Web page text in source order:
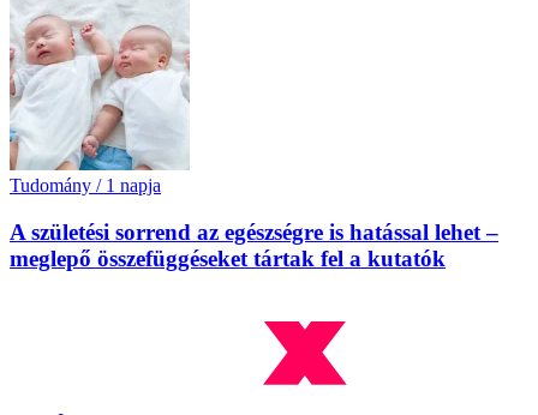
Tudomány / 1 napja
A születési sorrend az egészségre is hatással lehet –
meglepő összefüggéseket tártak fel a kutatók